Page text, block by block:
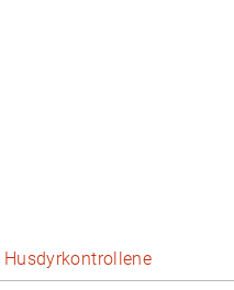
Husdyrkontrollene